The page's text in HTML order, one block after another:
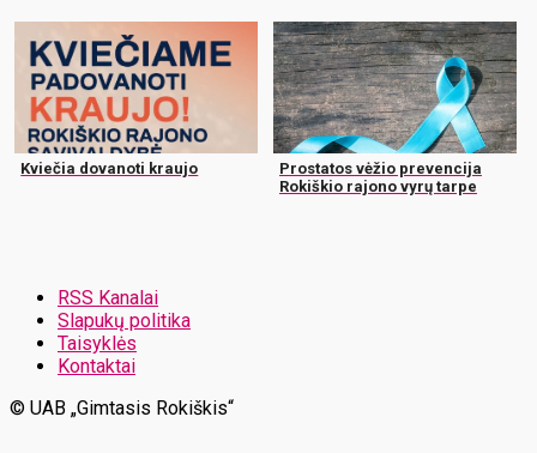
Kviečia dovanoti kraujo
Prostatos vėžio prevencija
Rokiškio rajono vyrų tarpe
RSS Kanalai
Slapukų politika
Taisyklės
Kontaktai
© UAB „Gimtasis Rokiškis“